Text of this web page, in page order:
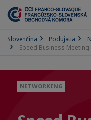
Slovenčina Podujatia
Speed Business Meeting
NETWORKING